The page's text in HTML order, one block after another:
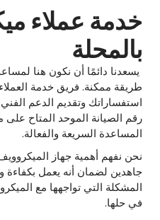
خدمة عملاء
بالمحلة
يسعدنا دائمًا أن نكون هنا
طريقة ممكنة. فريق خدمة
استفساراتك وتقديم الدعم الفني
رقم الصيانة الموحد المتاح
المساعدة السريعة والفعالة.
نحن نفهم أهمية جهاز
جاهدين لضمان أنه يعمل
المشكلة التي تواجهها مع
في حلها.